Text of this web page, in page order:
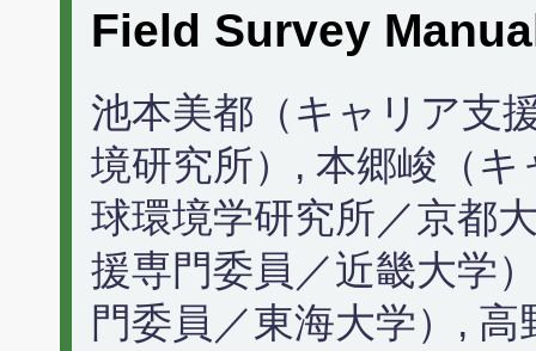
Field Survey
池本美都（キャリア支
境研究所）, 本郷峻（
球環境学研究所／京都
援専門委員／近畿大学
門委員／東海大学）,